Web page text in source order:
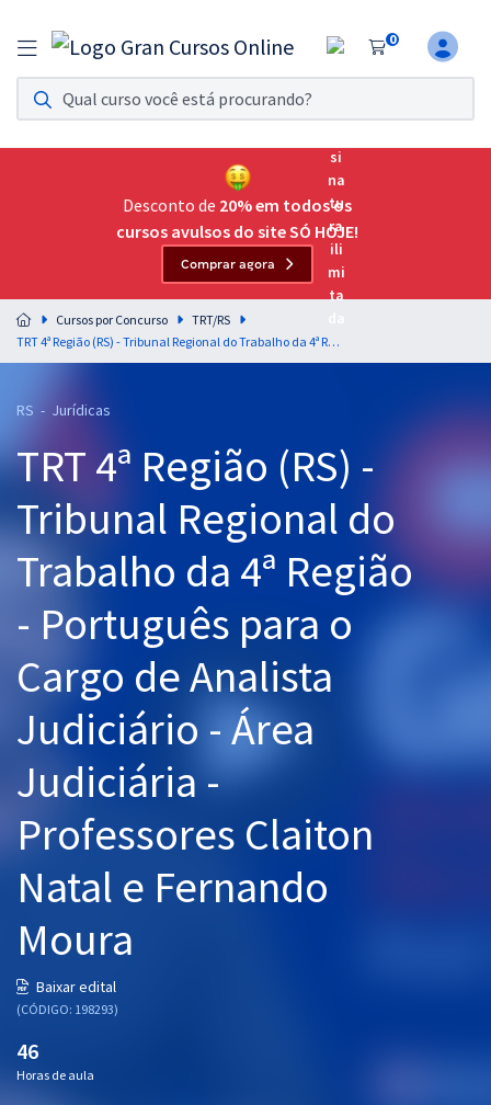
0
Assinatura Ilimitada 11
Acesso a todos os cursos. Teste grátis por 7 dias!
Assinatura OAB Até Passar
Acesso ilimitado a toda preparação para o Exame da
Residências Multiprofissionais
Preparação completa e intensiva para as principais
residências em saúde do Brasil
Cursos 20% OFF
Pós
Graduação
OAB
Questões grátis
Conteúdo gratuito
Aprovados
Desconto de 20% em todos os
cursos avulsos do site SÓ HOJE!
Comprar agora
Cursos por Concurso
TRT/RS
TRT 4ª Região (RS) - Tribunal Regional do Trabalho da 4ª Região - Português para o Cargo de Analista Judiciário - Área Judiciária - Professores Claiton Natal e Fernando Moura
RS - Jurídicas
TRT 4ª Região (RS) -
Tribunal Regional do
Trabalho da 4ª Região
- Português para o
Cargo de Analista
Judiciário - Área
Judiciária -
Professores Claiton
Natal e Fernando
Moura
Baixar edital
(CÓDIGO: 198293)
46
Horas de aula